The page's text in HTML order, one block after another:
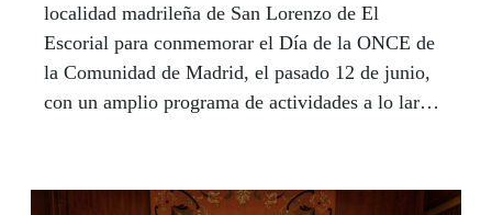
localidad madrileña de San Lorenzo de El
Escorial para conmemorar el Día de la ONCE de
la Comunidad de Madrid, el pasado 12 de junio,
con un amplio programa de actividades a lo largo